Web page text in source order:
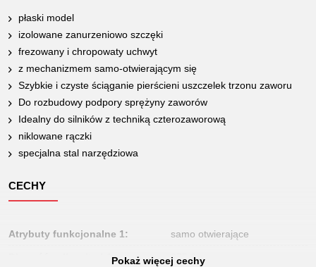
płaski model
izolowane zanurzeniowo szczęki
frezowany i chropowaty uchwyt
z mechanizmem samo-otwierającym się
Szybkie i czyste ściąganie pierścieni uszczelek trzonu zaworu
Do rozbudowy podpory sprężyny zaworów
Idealny do silników z techniką czterozaworową
niklowane rączki
specjalna stal narzędziowa
CECHY
Atrybuty funkcjonalne 1: samo otwierające
Długość całkowita L1 w mm: 275,0
Pokaż więcej cechy